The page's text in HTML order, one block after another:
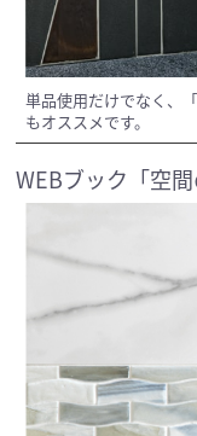
単品使用だけでなく、
もオススメです。
WEBブック「空